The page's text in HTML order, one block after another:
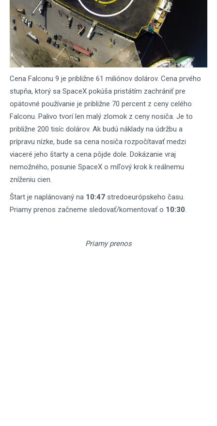
Cena Falconu 9 je približne 61 miliónov dolárov. Cena prvého
stupňa, ktorý sa SpaceX pokúša pristátím zachrániť pre
opätovné používanie je približne 70 percent z ceny celého
Falconu. Palivo tvorí len malý zlomok z ceny nosiča. Je to
približne 200 tisíc dolárov. Ak budú náklady na údržbu a
prípravu nízke, bude sa cena nosiča rozpočítavať medzi
viaceré jeho štarty a cena pôjde dole. Dokázanie vraj
nemožného, posunie SpaceX o míľový krok k reálnemu
zníženiu cien.
Štart je naplánovaný na 10:47 stredoeurópskeho času.
Priamy prenos začneme sledovať/komentovať o 10:30.
Priamy prenos